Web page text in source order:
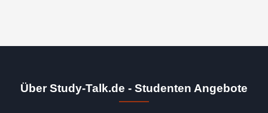
Über Study-Talk.de - Studenten Angebote